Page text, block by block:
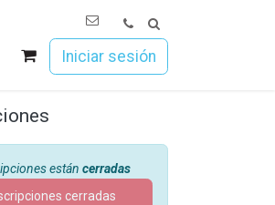
Iniciar sesión
están cerradas
cerradas